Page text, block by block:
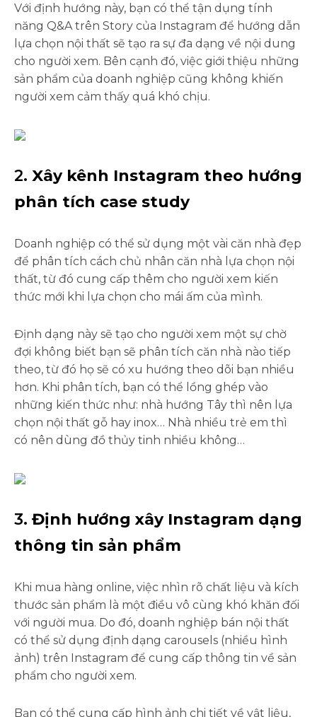
Với định hướng này, bạn có thể tận dụng tính
năng Q&A trên Story của Instagram để hướng dẫn
lựa chọn nội thất sẽ tạo ra sự đa dạng về nội dung
cho người xem. Bên cạnh đó, việc giới thiệu những
sản phẩm của doanh nghiệp cũng không khiến
người xem cảm thấy quá khó chịu.
2. Xây kênh Instagram theo hướng
phân tích case study
Doanh nghiệp có thể sử dụng một vài căn nhà đẹp
để phân tích cách chủ nhân căn nhà lựa chọn nội
thất, từ đó cung cấp thêm cho người xem kiến
thức mới khi lựa chọn cho mái ấm của mình.
Định dạng này sẽ tạo cho người xem một sự chờ
đợi không biết bạn sẽ phân tích căn nhà nào tiếp
theo, từ đó họ sẽ có xu hướng theo dõi bạn nhiều
hơn. Khi phân tích, bạn có thể lồng ghép vào
những kiến thức như: nhà hướng Tây thì nên lựa
chọn nội thất gỗ hay inox… Nhà nhiều trẻ em thì
có nên dùng đồ thủy tinh nhiều không…
3. Định hướng xây Instagram dạng
thông tin sản phẩm
Khi mua hàng online, việc nhìn rõ chất liệu và kích
thước sản phẩm là một điều vô cùng khó khăn đối
với người mua. Do đó, doanh nghiệp bán nội thất
có thể sử dụng định dạng carousels (nhiều hình
ảnh) trên Instagram để cung cấp thông tin về sản
phẩm cho người xem.
Bạn có thể cung cấp hình ảnh chi tiết về vật liệu,